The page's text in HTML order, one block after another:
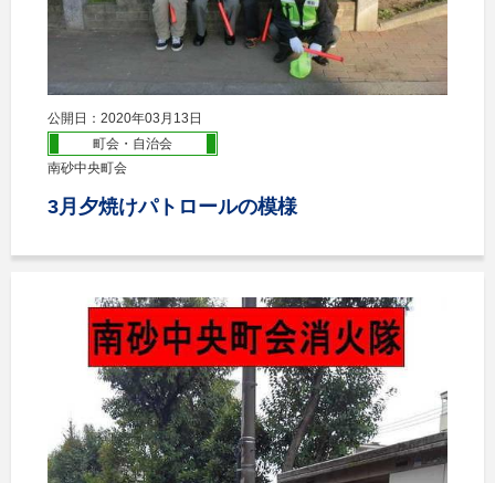
公開日：2020年03月13日
町会・自治会
南砂中央町会
3月夕焼けパトロールの模様